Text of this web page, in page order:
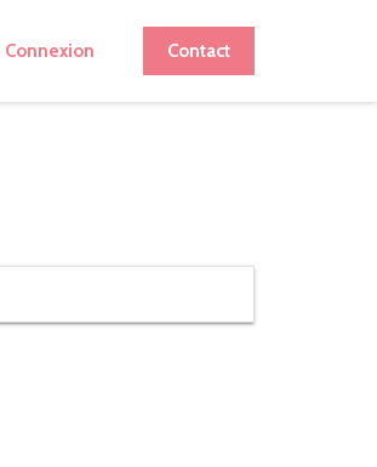
Connexion Contact